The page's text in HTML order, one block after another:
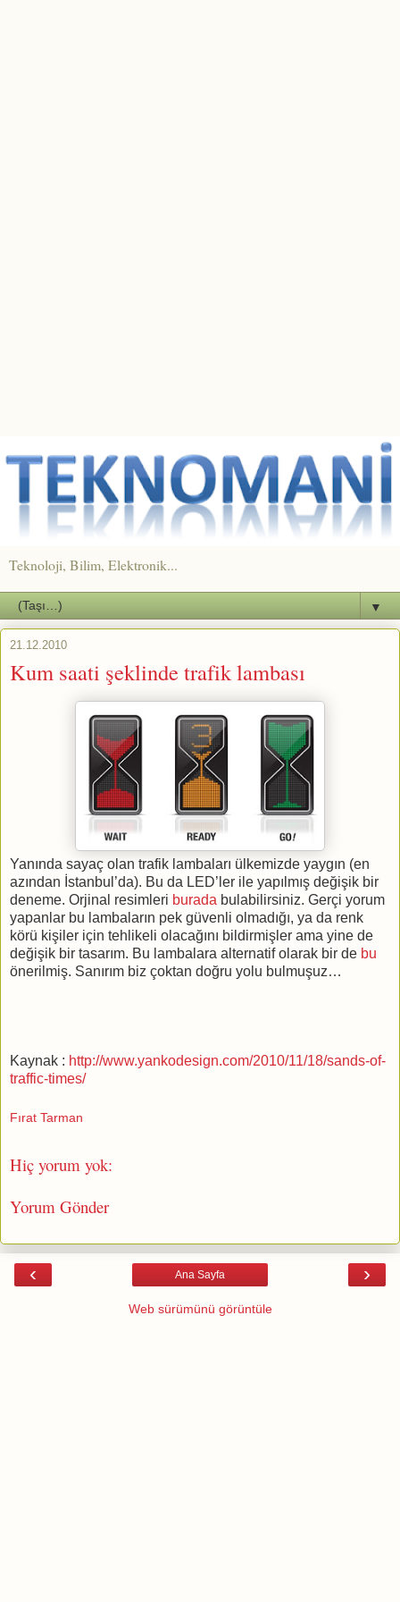
Teknoloji, Bilim, Elektronik...
▼
21.12.2010
Kum saati şeklinde trafik lambası
Yanında sayaç olan trafik lambaları ülkemizde yaygın (en
azından İstanbul’da). Bu da LED’ler ile yapılmış değişik bir
deneme. Orjinal resimleri burada bulabilirsiniz. Gerçi yorum
yapanlar bu lambaların pek güvenli olmadığı, ya da renk
körü kişiler için tehlikeli olacağını bildirmişler ama yine de
değişik bir tasarım. Bu lambalara alternatif olarak bir de bu
önerilmiş. Sanırım biz çoktan doğru yolu bulmuşuz…
Kaynak : http://www.yankodesign.com/2010/11/18/sands-of-
traffic-times/
Fırat Tarman
Hiç yorum yok:
Yorum Gönder
‹ ›
Ana Sayfa
Web sürümünü görüntüle